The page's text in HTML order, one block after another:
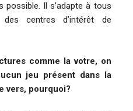
possible. Il s’adapte à tous
centres d’intérêt de
comme la votre, on
jeu présent dans la
vers, pourquoi?